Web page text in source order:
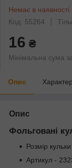
Немає в наявності
Код: 55264
16 ₴
Мінімальна сума
Опис
Опис
Фольговані
Розмір
Артикул -